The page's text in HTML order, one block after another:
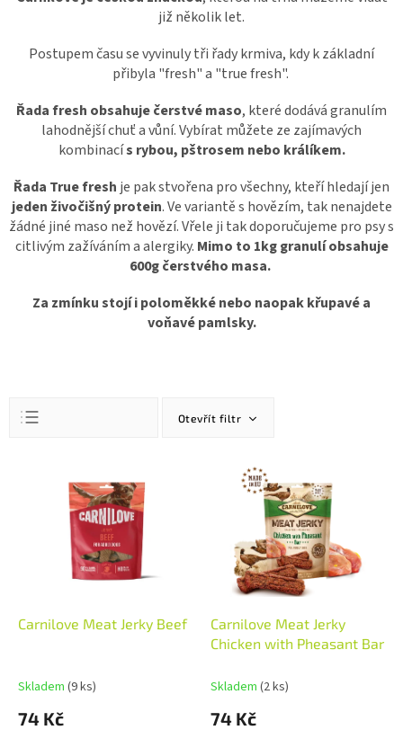
již několik let.
Postupem času se vyvinuly tři řady krmiva, kdy k základní
přibyla "fresh" a "true fresh".
Řada fresh obsahuje čerstvé maso, které dodává granulím
lahodnější chuť a vůní. Vybírat můžete ze zajímavých
kombinacís rybou, pštrosem nebo králíkem.
Řada True fresh je pak stvořena pro všechny, kteří hledají jen
jeden živočišný protein. Ve variantě s hovězím, tak nenajdete
žádné jiné maso než hovězí. Vřele ji tak doporučujeme pro psy s
citlivým zažíváním a alergiky. Mimo to 1kg granulí obsahuje
600g čerstvého masa.
Za zmínku stojí i poloměkké nebo naopak křupavé a
voňavé pamlsky.
Nejlevnější
Nejdražší
Nejprodávanější
Abecedně
Otevřít filtr
Carnilove Meat Jerky Beef
Skladem (9 ks)
74 Kč
Carnilove Meat Jerky
Chicken with Pheasant Bar
Skladem (2 ks)
74 Kč